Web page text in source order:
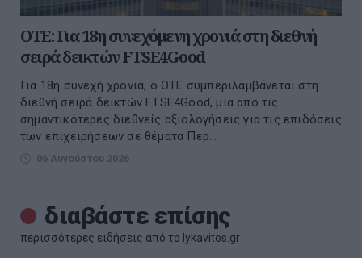
ΟΤΕ: Για 18η συνεχόμενη χρονιά στη διεθνή
σειρά δεικτών FTSE4Good
Για 18η συνεχή χρονιά, ο ΟΤΕ συμπεριλαμβάνεται στη
διεθνή σειρά δεικτών FTSE4Good, μία από τις
σημαντικότερες διεθνείς αξιολογήσεις για τις επιδόσεις
των επιχειρήσεων σε θέματα Περ...
06 Αυγούστου 2026
διαβάστε επίσης
περισσότερες ειδήσεις από το lykavitos.gr